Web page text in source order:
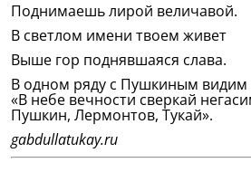
Поднимаешь лирой величавой.
В светлом имени твоем живет
Выше гор поднявшаяся слава.
В одном ряду с Пушкиным видим
«В небе вечности сверкай
Пушкин, Лермонтов, Тукай».
gabdullatukay.ru